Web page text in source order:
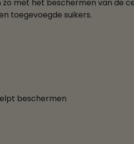
met het beschermen van de
toegevoegde suikers.
beschermen